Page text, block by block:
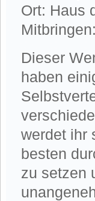
Ort: Haus
Dieser
haben
werdet ihr
besten
zu setzen